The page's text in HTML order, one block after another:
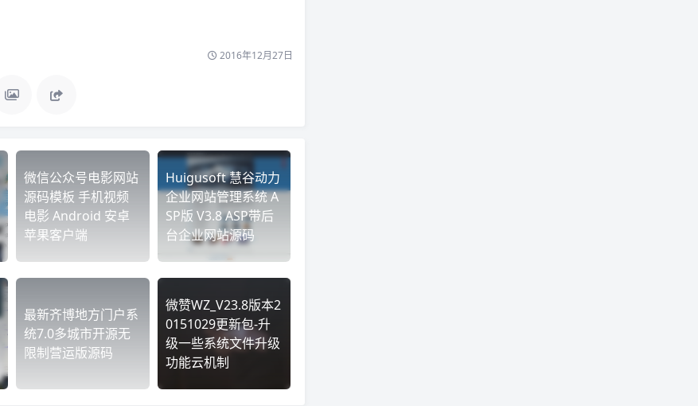
2016年12月27日
微信公众号电影网站
源码模板 手机视频
电影 Android 安卓
苹果客户端
Huigusoft 慧谷动力
企业网站管理系统 A
SP版 V3.8 ASP带后
台企业网站源码
最新齐博地方门户系
统7.0多城市开源无
限制营运版源码
微赞WZ_V23.8版本2
0151029更新包-升
级一些系统文件升级
功能云机制